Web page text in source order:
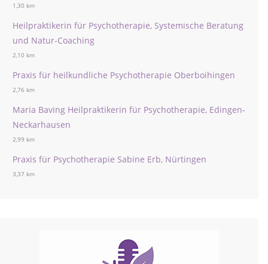
1,30 km
Heilpraktikerin für Psychotherapie, Systemische Beratung
und Natur-Coaching
2,10 km
Praxis für heilkundliche Psychotherapie Oberboihingen
2,76 km
Maria Baving Heilpraktikerin für Psychotherapie, Edingen-
Neckarhausen
2,99 km
Praxis für Psychotherapie Sabine Erb, Nürtingen
3,37 km